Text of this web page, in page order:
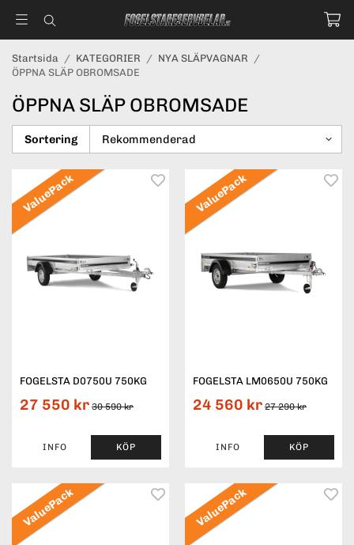
Startsida / KATEGORIER / NYA SLÄPVAGNAR /
ÖPPNA SLÄP OBROMSADE
ÖPPNA SLÄP OBROMSADE
Sortering
ValuePack
FOGELSTA D0750U 750KG
27 550 kr 30 590 kr
INFO KÖP
ValuePack
FOGELSTA LM0650U 750KG
24 560 kr 27 290 kr
INFO KÖP
ValuePack ValuePack